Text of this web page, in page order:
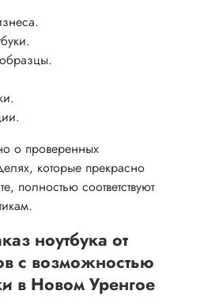
о проверенных
которые прекрасно
полностью соответствуют
ноутбука от
с возможностью
в Новом Уренгое